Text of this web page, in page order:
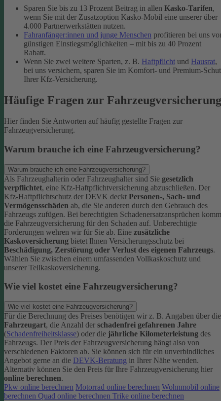
Sparen Sie bis zu 13 Prozent Beitrag in allen Kasko-Tarifen,
wenn Sie mit der Zusatzoption Kasko-Mobil eine unserer über
4.000 Partnerwerkstätten nutzen.
Fahranfänger:innen und junge Menschen profitieren bei uns
günstigen Einstiegsmöglichkeiten – mit bis zu 40 Prozent
Rabatt.
Wenn Sie zwei weitere Sparten, z. B. Haftpflicht und Hausrat,
bei uns versichern, sparen Sie im Komfort- und Premium-
Ihrer Kfz-Versicherung.
Häufige Fragen zur Fahrzeugversicherung
Hier finden Sie Antworten auf häufig gestellte Fragen zur
Fahrzeugversicherung.
Warum brauche ich eine Fahrzeugversicherung?
Warum brauche ich eine Fahrzeugversicherung?
Als Fahrzeughalterin oder Fahrzeughalter sind Sie gesetzlich
verpflichtet, eine Kfz-Haftpflichtversicherung abzuschließen. Der
Kfz-Haftpflichtschutz der DEVK deckt Personen-, Sach- und
Vermögensschäden ab, die Sie anderen durch den Gebrauch des
Fahrzeugs zufügen. Bei berechtigten Schadenersatzansprüchen
die Fahrzeugversicherung für den Schaden auf. Unberechtigte
Forderungen wehren wir für Sie ab. Eine zusätzliche
Kaskoversicherung bietet Ihnen Versicherungsschutz bei
Beschädigung, Zerstörung oder Verlust des eigenen Fahrzeugs.
Wählen Sie zwischen einem umfassenden Vollkaskoschutz und
unserer Teilkaskoversicherung.
Wie viel kostet eine Fahrzeugversicherung?
Wie viel kostet eine Fahrzeugversicherung?
Für die Berechnung des Preises benötigen wir z. B. Angaben über die
Fahrzeugart, die Anzahl der schadenfrei gefahrenen Jahre
(Schadenfreiheitsklasse) oder die jährliche Kilometerleistung des
Fahrzeugs. Der Preis der Fahrzeugversicherung hängt also von
verschiedenen Faktoren ab. Sie können sich für ein unverbindliches
Angebot gerne an die DEVK-Beratung in Ihrer Nähe wenden.
Alternativ können Sie den Preis für Ihre Fahrzeugversicherung hier
online berechnen.
Pkw online berechnen Motorrad online berechnen Wohnmobil online
berechnen Quad online berechnen Trike online berechnen